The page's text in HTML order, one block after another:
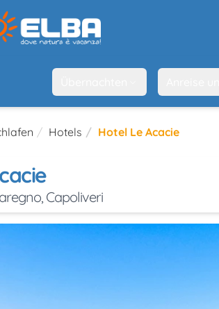
Hotels Hotel Le Acacie
Capoliveri